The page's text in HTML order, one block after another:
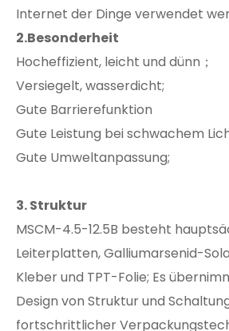
Internet der Dinge verwendet
2.Besonderheit
Hocheffizient, leicht und dünn；
Versiegelt, wasserdicht;
Gute Barrierefunktion
Gute Leistung bei schwachem
Gute Umweltanpassung;
3.Struktur
MSCM-4.5-12.5B besteht
Leiterplatten, Galliumarsenid-
Kleber und TPT-Folie; Es
Design von Struktur und
fortschrittlicher